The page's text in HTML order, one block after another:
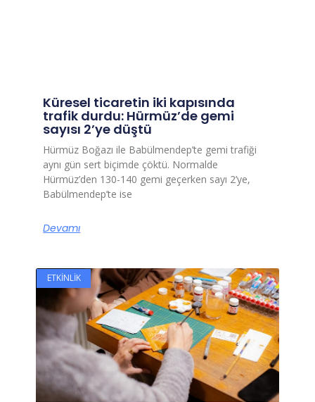
Küresel ticaretin iki kapısında
trafik durdu: Hürmüz’de gemi
sayısı 2’ye düştü
Hürmüz Boğazı ile Babülmendep’te gemi trafiği
aynı gün sert biçimde çöktü. Normalde
Hürmüz’den 130-140 gemi geçerken sayı 2’ye,
Babülmendep’te ise
Devamı
ETKINLIK